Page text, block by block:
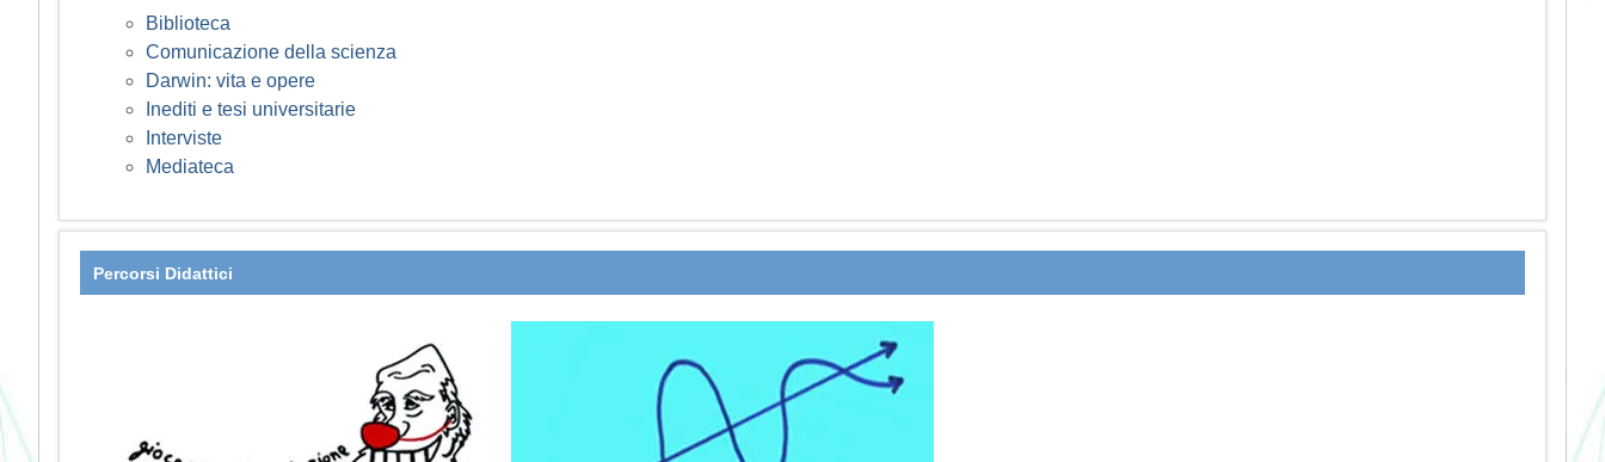
Biblioteca
Comunicazione della scienza
Darwin: vita e opere
Inediti e tesi universitarie
Interviste
Mediateca
Percorsi Didattici